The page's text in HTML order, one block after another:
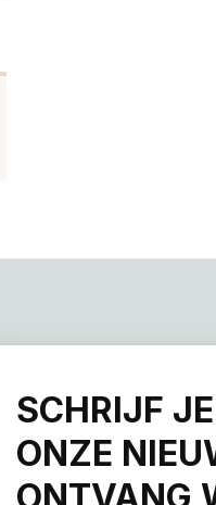
SCHRIJF
ONZE